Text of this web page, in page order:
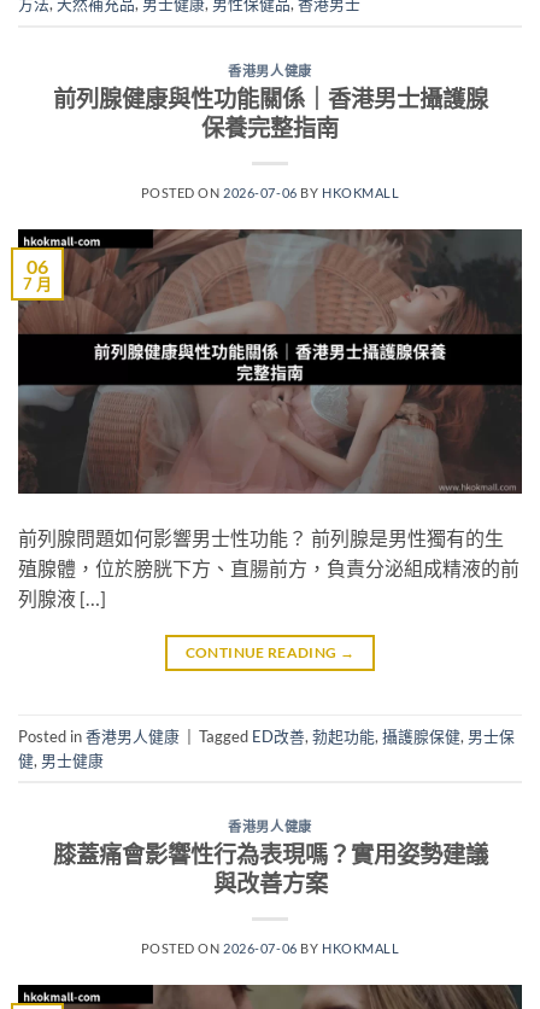
方法,天然補充品, 男士健康, 男性保健品,香港男士
香港男人健康
前列腺健康與性功能關係｜香港男士攝護腺
保養完整指南
POSTED ON 2026-07-06 BY HKOKMALL
06
7 月
前列腺問題如何影響男士性功能？ 前列腺是男性獨有的生
殖腺體，位於膀胱下方、直腸前方，負責分泌組成精液的前
列腺液 […]
CONTINUE READING →
Posted in香港男人健康 | Tagged ED改善, 勃起功能, 攝護腺保健, 男士保
健, 男士健康
香港男人健康
膝蓋痛會影響性行為表現嗎？實用姿勢建議
與改善方案
POSTED ON 2026-07-06 BY HKOKMALL